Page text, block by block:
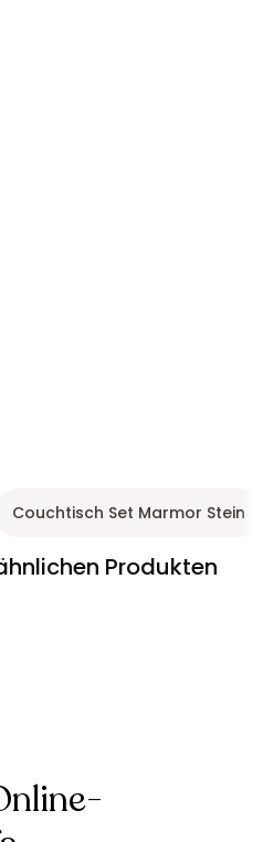
Couchtisch Set Marmor Stein
Produkten